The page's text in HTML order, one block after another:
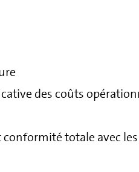
des coûts
totale avec les